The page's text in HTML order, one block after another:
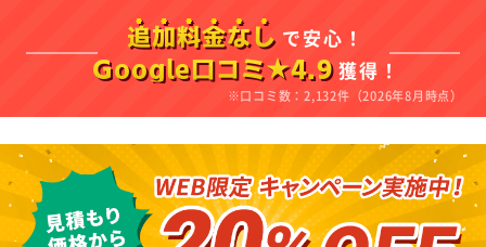
追加料金なし で安心！
Google口コミ★4.9 獲得！
※口コミ数：2,132件（2026年8月時点）